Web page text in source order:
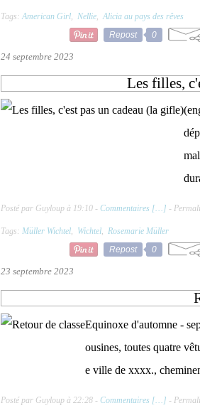
Tags: American Girl, Nellie, Alicia au pays des rêves
Repost
0
24 septembre 2023
Les filles,
Posté par Guyloup à 19:10 - Commentaires [… ] -
Tags: Müller Wichtel, Wichtel, Rosemarie Müller
Repost
0
23 septembre 2023
Equinoxe d'automne -
ousines, toutes quatre
e ville de xxxx.,
Posté par Guyloup à 22:28 - Commentaires [… ] -